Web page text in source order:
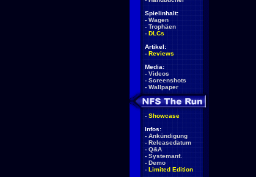
Spielinhalt:
- Wagen
- Trophäen
- DLCs
Artikel:
- Reviews
Media:
- Videos
- Screenshots
- Wallpaper
- Showcase
Infos:
- Ankündigung
- Releasedatum
- Q&A
- Systemanf.
- Demo
- Limited Edition